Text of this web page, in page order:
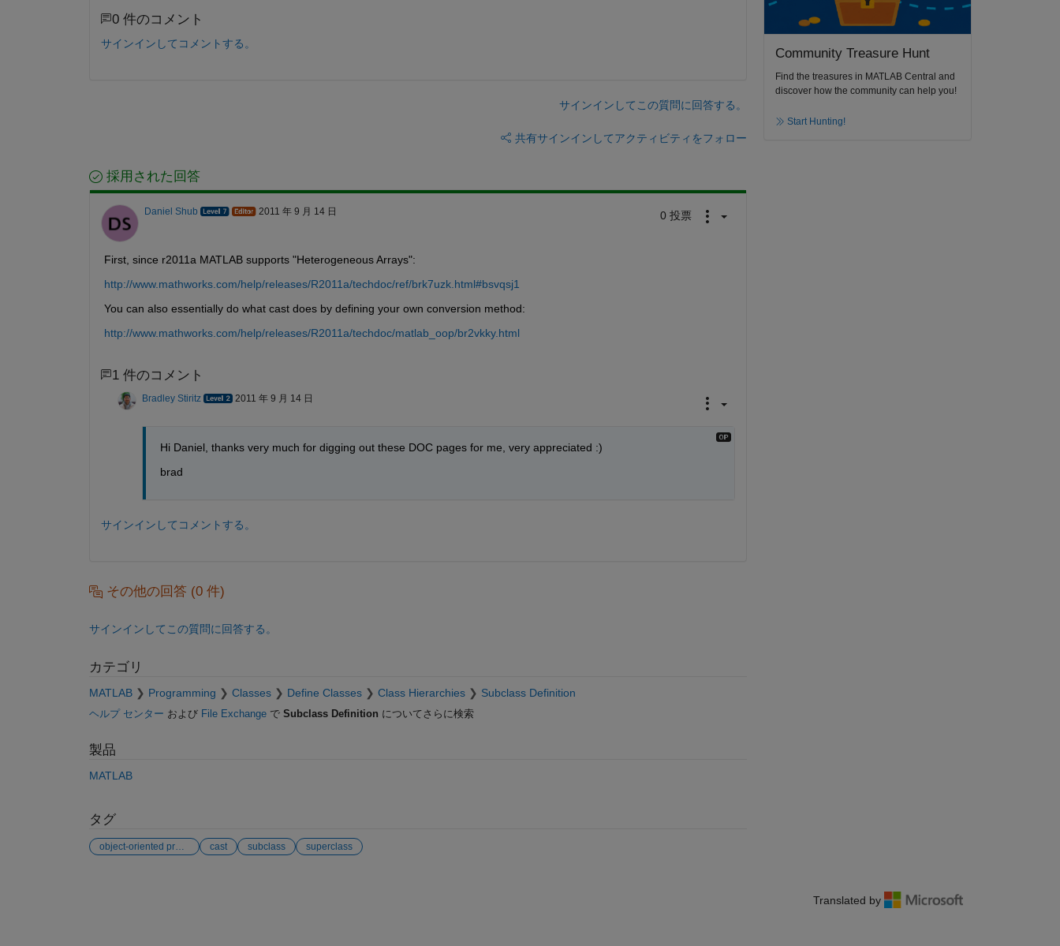
0 件のコメント
サインインしてコメントする。
サインインしてこの質問に回答する。
共有サインインしてアクティビティをフォロー
採用された回答
Daniel Shub 2011 年 9 月 14 日 0 投票
First, since r2011a MATLAB supports "Heterogeneous Arrays":
http://www.mathworks.com/help/releases/R2011a/techdoc/ref/brk7uzk.html#bsvqsj1
You can also essentially do what cast does by defining your own conversion method:
http://www.mathworks.com/help/releases/R2011a/techdoc/matlab_oop/br2vkky.html
1 件のコメント
Bradley Stiritz 2011 年 9 月 14 日
Hi Daniel, thanks very much for digging out these DOC pages for me, very appreciated :)
brad
サインインしてコメントする。
その他の回答 (0 件)
サインインしてこの質問に回答する。
カテゴリ
MATLAB Programming Classes Define Classes Class Hierarchies Subclass Definition
ヘルプ センター および File Exchangeで Subclass Definition についてさらに検索
製品
MATLAB
タグ
object-oriented programming cast subclass superclass
Community Treasure Hunt
Find the treasures in MATLAB Central and
discover how the community can help you!
Start Hunting!
Translated by